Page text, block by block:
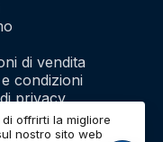
di vendita
condizioni
privacy
cookie
offrirti la migliore
nostro sito web